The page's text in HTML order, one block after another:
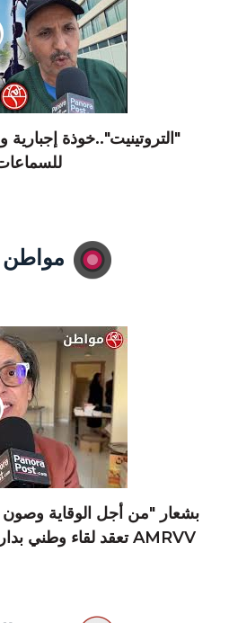
"التروتينيت"..خوذة
بشعار "من أجل الوقاية وصون
AMRVV تعقد لقاء وطني بدار المحامين في البيضاء